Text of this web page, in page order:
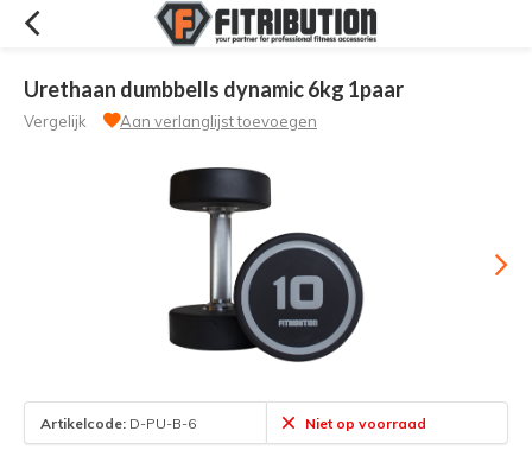
Urethaan dumbbells dynamic 6kg 1paar
Vergelijk Aan verlanglijst toevoegen
Artikelcode: D-PU-B-6 Niet op voorraad